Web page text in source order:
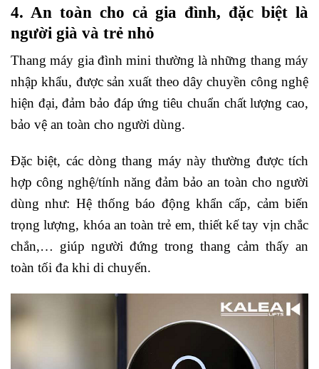
4. An toàn cho cả gia đình, đặc biệt là
người già và trẻ nhỏ
Thang máy gia đình mini thường là những thang máy
nhập khẩu, được sản xuất theo dây chuyền công nghệ
hiện đại, đảm bảo đáp ứng tiêu chuẩn chất lượng cao,
bảo vệ an toàn cho người dùng.
Đặc biệt, các dòng thang máy này thường được tích
hợp công nghệ/tính năng đảm bảo an toàn cho người
dùng như: Hệ thống báo động khẩn cấp, cảm biến
trọng lượng, khóa an toàn trẻ em, thiết kế tay vịn chắc
chắn,… giúp người đứng trong thang cảm thấy an
toàn tối đa khi di chuyển.